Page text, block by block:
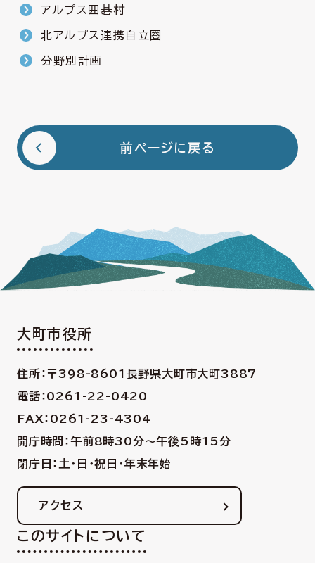
アルプス囲碁村
北アルプス連携自立圏
分野別計画
前ページに戻る
大町市役所
住所：〒398-8601 長野県大町市大町3887
電話：0261-22-0420
FAX：0261-23-4304
開庁時間：午前8時30分〜午後5時15分
閉庁日：土・日・祝日・年末年始
アクセス
このサイトについて